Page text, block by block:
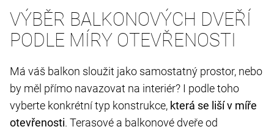
VÝBĚR BALKONOVÝCH DVEŘÍ
PODLE MÍRY OTEVŘENOSTI
Má váš balkon sloužit jako samostatný prostor, nebo
by měl přímo navazovat na interiér? I podle toho
vyberte konkrétní typ konstrukce, která se liší v míře
otevřenosti. Terasové a balkonové dveře od